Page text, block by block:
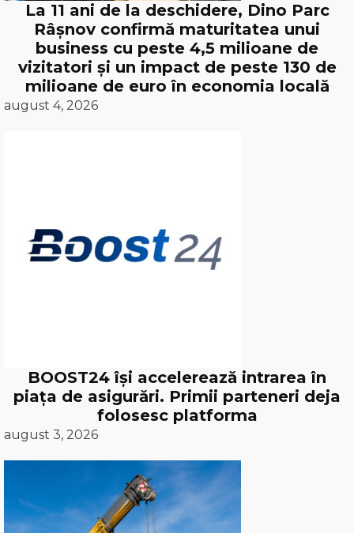
La 11 ani de la deschidere, Dino Parc
Râșnov confirmă maturitatea unui
business cu peste 4,5 milioane de
vizitatori și un impact de peste 130 de
milioane de euro în economia locală
august 4, 2026
BOOST24 își accelerează intrarea în
piața de asigurări. Primii parteneri deja
folosesc platforma
august 3, 2026